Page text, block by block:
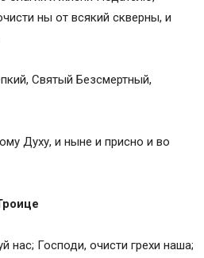
ны от всякий скверны, и
Святый Безсмертный,
Духу, и ныне и присно и во
нас; Господи, очисти грехи наша;